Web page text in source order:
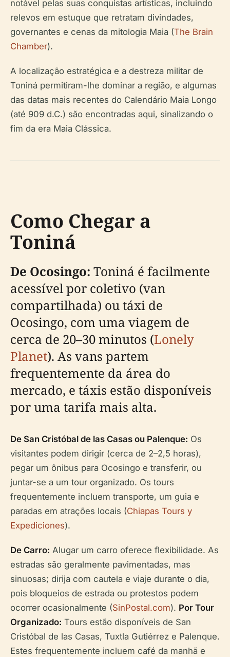
notável pelas suas conquistas artísticas, incluindo
relevos em estuque que retratam divindades,
governantes e cenas da mitologia Maia (The Brain
Chamber).
A localização estratégica e a destreza militar de
Toniná permitiram-lhe dominar a região, e algumas
das datas mais recentes do Calendário Maia Longo
(até 909 d.C.) são encontradas aqui, sinalizando o
fim da era Maia Clássica.
Como Chegar a
Toniná
De Ocosingo: Toniná é facilmente
acessível por coletivo (van
compartilhada) ou táxi de
Ocosingo, com uma viagem de
cerca de 20–30 minutos (Lonely
Planet). As vans partem
frequentemente da área do
mercado, e táxis estão disponíveis
por uma tarifa mais alta.
De San Cristóbal de las Casas ou Palenque: Os
visitantes podem dirigir (cerca de 2–2,5 horas),
pegar um ônibus para Ocosingo e transferir, ou
juntar-se a um tour organizado. Os tours
frequentemente incluem transporte, um guia e
paradas em atrações locais (Chiapas Tours y
Expediciones).
De Carro: Alugar um carro oferece flexibilidade. As
estradas são geralmente pavimentadas, mas
sinuosas; dirija com cautela e viaje durante o dia,
pois bloqueios de estrada ou protestos podem
ocorrer ocasionalmente (SinPostal.com). Por Tour
Organizado: Tours estão disponíveis de San
Cristóbal de las Casas, Tuxtla Gutiérrez e Palenque.
Estes frequentemente incluem café da manhã e